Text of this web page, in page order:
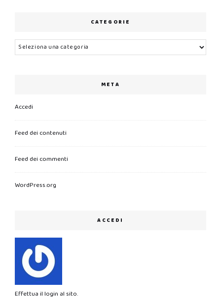
CATEGORIE
Categorie
META
Accedi
Feed dei contenuti
Feed dei commenti
WordPress.org
ACCEDI
Effettua il login al sito.